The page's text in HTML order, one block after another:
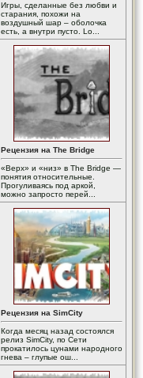
Игры, сделанные без любви и
старания, похожи на
воздушный шар – оболочка
есть, а внутри пусто. Lo...
Рецензия на The Bridge
«Верх» и «низ» в The Bridge —
понятия относительные.
Прогуливаясь под аркой,
можно запросто перей...
Рецензия на SimCity
Когда месяц назад состоялся
релиз SimCity, по Сети
прокатилось цунами народного
гнева – глупые ош...